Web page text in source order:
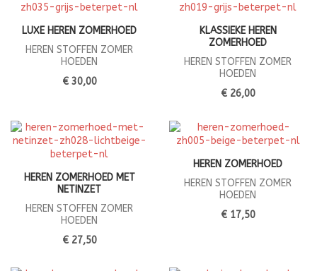
LUXE HEREN ZOMERHOED
HEREN STOFFEN ZOMER
HOEDEN
€ 30,00
KLASSIEKE HEREN
ZOMERHOED
HEREN STOFFEN ZOMER
HOEDEN
€ 26,00
HEREN ZOMERHOED MET
NETINZET
HEREN STOFFEN ZOMER
HOEDEN
€ 27,50
HEREN ZOMERHOED
HEREN STOFFEN ZOMER
HOEDEN
€ 17,50